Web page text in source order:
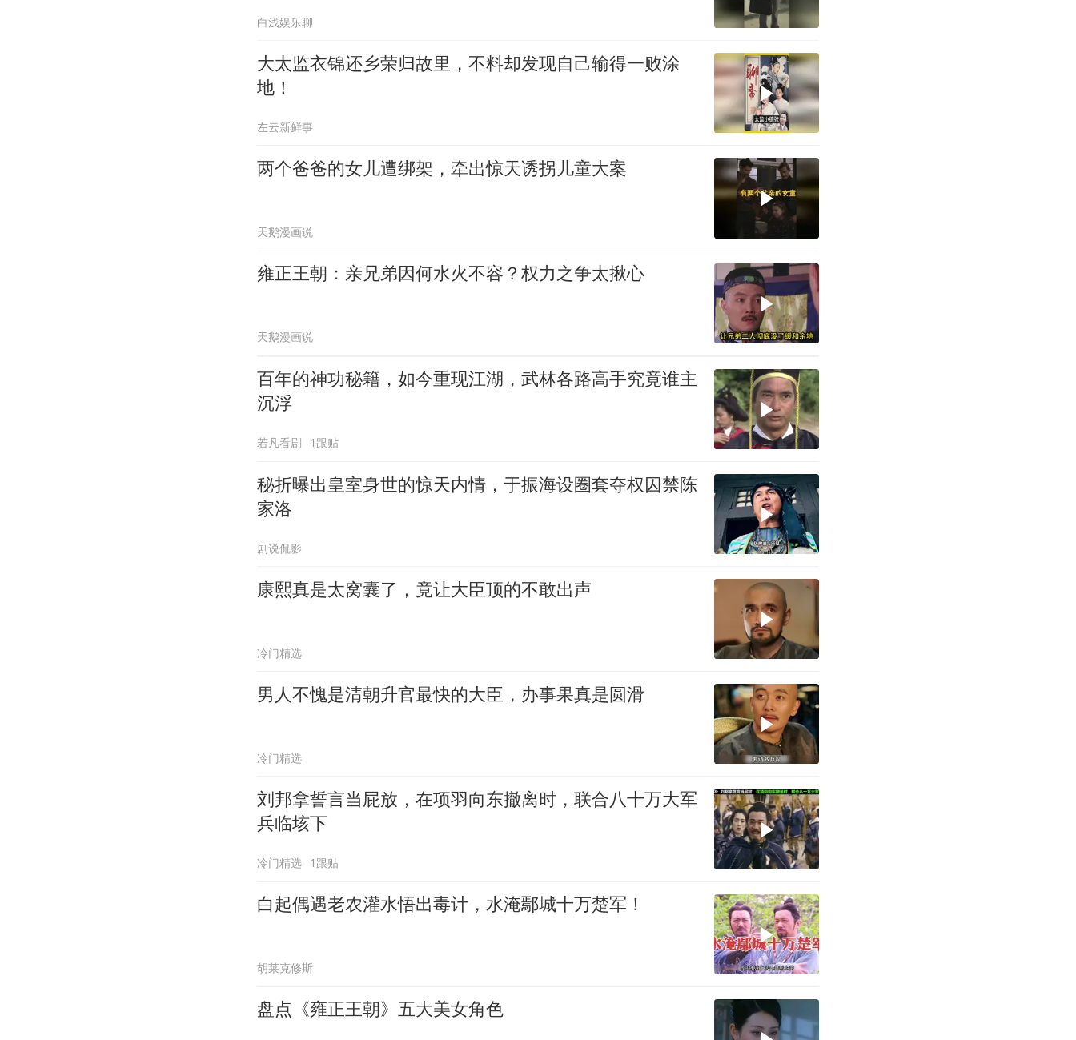
白浅娱乐聊
大太监衣锦还乡荣归故里，不料却发现自己输得一败涂
地！
左云新鲜事
两个爸爸的女儿遭绑架，牵出惊天诱拐儿童大案
天鹅漫画说
雍正王朝：亲兄弟因何水火不容？权力之争太揪心
天鹅漫画说
百年的神功秘籍，如今重现江湖，武林各路高手究竟谁主
沉浮
若凡看剧 1跟贴
秘折曝出皇室身世的惊天内情，于振海设圈套夺权囚禁陈
家洛
剧说侃影
康熙真是太窝囊了，竟让大臣顶的不敢出声
冷门精选
男人不愧是清朝升官最快的大臣，办事果真是圆滑
冷门精选
刘邦拿誓言当屁放，在项羽向东撤离时，联合八十万大军
兵临垓下
冷门精选 1跟贴
白起偶遇老农灌水悟出毒计，水淹鄢城十万楚军！
胡莱克修斯
盘点《雍正王朝》五大美女角色